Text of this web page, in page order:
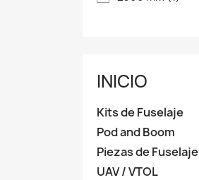
INICIO
Kits de Fuselaje
Pod and Boom
Piezas de Fuselaje
UAV / VTOL